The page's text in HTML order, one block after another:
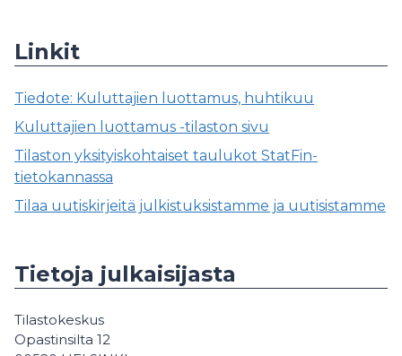
Linkit
Tiedote: Kuluttajien luottamus, huhtikuu
Kuluttajien luottamus -tilaston sivu
Tilaston yksityiskohtaiset taulukot StatFin-
tietokannassa
Tilaa uutiskirjeitä julkistuksistamme ja uutisistamme
Tietoja julkaisijasta
Tilastokeskus
Opastinsilta 12